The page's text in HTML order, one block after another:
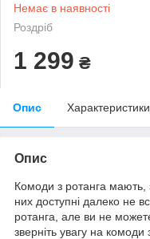
Немає в наявності
Роздріб
1 299 ₴
Опис Характеристики
Опис
Комоди з ротанга мають,
них доступні далеко не
ротанга, але ви не
зверніть увагу на комоди